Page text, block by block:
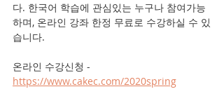
다. 한국어 학습에 관심있는 누구나 참여가능
하며, 온라인 강좌 한정 무료로 수강하실 수 있
습니다.
온라인 수강신청 -
https://www.cakec.com/2020spring